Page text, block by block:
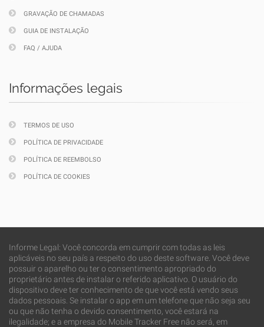
GRAVAÇÃO DE CHAMADAS
GUIA DE INSTALAÇÃO
FAQ / AJUDA
Informações legais
TERMOS DE USO
POLÍTICA DE PRIVACIDADE
POLÍTICA DE REEMBOLSO
POLÍTICA DE COOKIES
Informe Legal: Você concorda em cumprir com todas as leis
aplicáveis no seu país a respeito do uso deste software. Você deve
possuir o aparelho ou ter o consentimento apropriado do
proprietário antes de instalar o referido aplicativo. O usuário do
dispositivo deve ter conhecimento de que você está vendo seus
dados pessoais. Se instalar o app em um telefone que não seja seu
ou que não tenha o devido consentimento, você estará na
ilegalidade; e a empresa do Mobile Tracker Free não será, em